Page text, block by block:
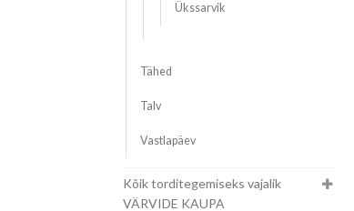
Ükssarvik
Tähed
Talv
Vastlapäev
Kõik torditegemiseks vajalik
VÄRVIDE KAUPA